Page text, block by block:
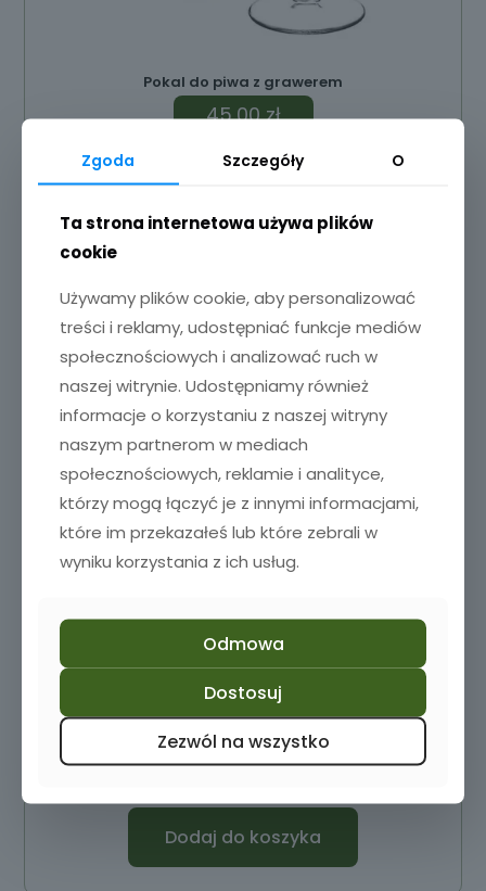
Pokal do piwa z grawerem
45,00zł
Dodaj do koszyka
Pokal do piwa z grawerem 2szt.
55,00zł
Dodaj do koszyka
Zgoda Szczegóły O
Ta strona internetowa używa plików
cookie
Używamy plików cookie, aby personalizować
treści i reklamy, udostępniać funkcje mediów
społecznościowych i analizować ruch w
naszej witrynie. Udostępniamy również
informacje o korzystaniu z naszej witryny
naszym partnerom w mediach
społecznościowych, reklamie i analityce,
którzy mogą łączyć je z innymi informacjami,
które im przekazałeś lub które zebrali w
wyniku korzystania z ich usług.
Odmowa
Dostosuj
Zezwól na wszystko